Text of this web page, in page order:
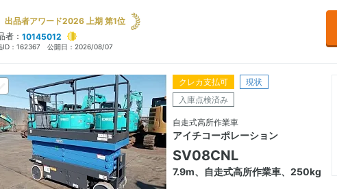
出品者アワード2026 上期 第1位
者： 10145012
ID： 162367 公開日： 2026/08/07
クレカ支払可
現状
入庫点検済み
自走式高所作業車
アイチコーポレーション
SV08CNL
7.9m、自走式高所作業車、250kg